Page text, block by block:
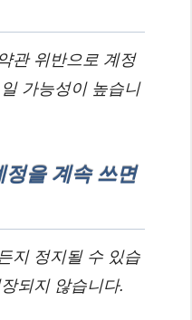
관 위반으로 계정
가능성이 높습니
정을 계속 쓰면
지 정지될 수 있습
되지 않습니다.